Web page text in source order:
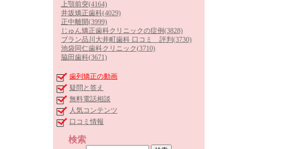
上顎前突(4164)
井坂矯正歯科(4029)
正中離開(3999)
じゅん矯正歯科クリニックの症例 (3828)
ブラン品川大井町歯科 口コミ 評判 (3730)
池袋同仁歯科クリニック(3710)
脇田歯科(3671)
歯列矯正の動画
疑問と答え
無料電話相談
人気コンテンツ
口コミ情報
検索